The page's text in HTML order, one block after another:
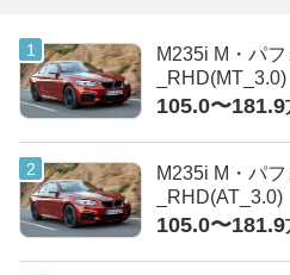
M235i M・パ
_RHD(MT_3.0)
105.0〜181.9
M235i M・パ
_RHD(AT_3.0)
105.0〜181.9